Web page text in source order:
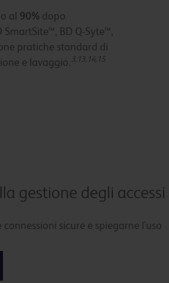
al 90% dopo
BD Q-Syte™,
pratiche standard di
e lavaggio. 3,13,14,15
gestione degli
sicure e spiegarne l'uso